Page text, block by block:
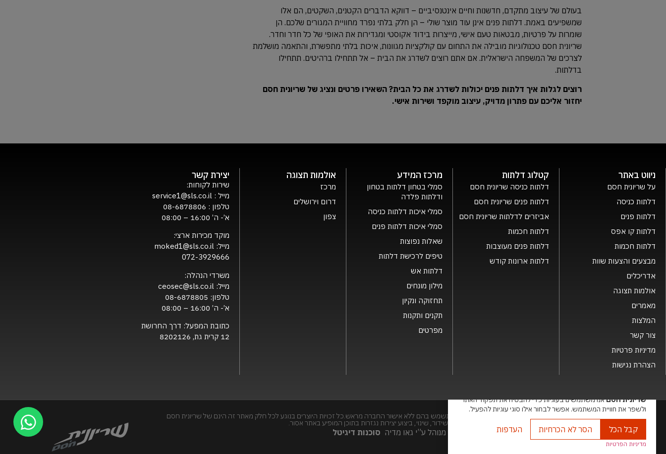
בעולם של עיצוב מתקדם, חדשנות וחיים אינטנסיביים – דווקא הדברים הקטנים, השקטים, הם אלו
שמשפיעים באמת. דלתות פנים אינן עוד מוצר שולי – הן חלק בלתי נפרד מחוויית המגורים שלכם. הן
שומרות על פרטיות, מבטאות טעם אישי, מייצרות בידוד אקוסטי ומגדירות את האופי של כל חדר וחדר.
שריונית חסם טכנולוגיות מובילה את התחום עם קולקציות מגוונות, איכות בלתי מתפשרת, והתאמה מושלמת
לצרכים של המשפחה הישראלית. אם אתם רוצים לשדרג את הבית – אל תתחילו ברהיטים. תתחילו
בדלתות.
רוצים לגלות איך דלתות פנים יכולות לשדרג את כל הבית? השאירו פרטים ונציג של שריונית חסם
יחזור אליכם עם פתרון מדויק, עיצוב מוקפד ושירות אישי.
ניווט באתר
על שריונית חסם
דלתות כניסה
דלתות פנים
דלתות קו אפס
דלתות חכמות
מבצעים והצעות שוות
אדריכלים
אולמות תצוגה
מאמרים
המלצות
צור קשר
מדיניות פרטיות
הצהרת נגישות
קטלוג דלתות
דלתות כניסה שריונית חסם
דלתות פנים שריונית חסם
אביזרים לדלתות שריונית חסם
דלתות חכמות
דלתות פנים מעוצבות
דלתות ארונות קודש
מרכז המידע
סמלי בטחון דלתות בטחון
ודלתות פלדה
סמלי איכות דלתות כניסה
סמלי איכות דלתות פנים
שאלות נפוצות
טיפים לרכישת דלתות
דלתות אש
מילון מונחים
תחזוקה ונקיון
תקנים ותקנות
מפרטים
אולמות תצוגה
מרכז
דרום וירושלים
צפון
יצירת קשר
שירות לקוחות:
מייל : service1@sls.co.il
טלפון : 08-6878806
א’- ה’ 16:00 – 08:00
מוקד מכירות ארצי:
מייל:moked1@sls.co.il
072-3929666
משרדי הנהלה:
מייל: ceosec@sls.co.il
טלפון: 08-6878805
א’- ה’ 16:00 – 08:00
כתובת המפעל: דרך החרושת
12 קרית גת, 8202126
שמות המוצרים, החברות, השירותים הינם סימני מסחרי של החברה ואין להתשמש בהם ללא אישור החברה מראש.כל זכויות היוצרים בנוגע לכל חלק מאתר זה הינם של שריונית חסם
בע"מ. האתר מיועד לצפייה בלבד. העתקה, הפצה, שיכפול, פרסום, הצגה, שידור, שינוי, ביצוע יצירות נגזרות בתוכן המופיע באתר אסור.
האתר מנוהל ע”י גאו מדיה סוכנות דיגיטל
שריונית חסםאנו משתמשים בעוגיות כדי להבטיח את תפקוד האתר
ולשפר את חוויית המשתמש. אפשר לבחור אילו סוגי עוגיות להפעיל.
קבל הכל הסר לא הכרחיות העדפות
מדיניות הפרטיות